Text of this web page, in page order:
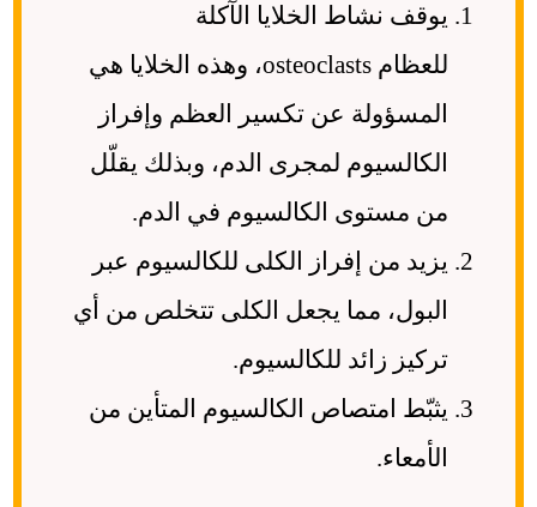
يوقف نشاط الخلايا الآكلة
للعظام osteoclasts، وهذه الخلايا هي
المسؤولة عن تكسير العظم وإفراز
الكالسيوم لمجرى الدم، وبذلك يقلّل
من مستوى الكالسيوم في الدم.
يزيد من إفراز الكلى للكالسيوم عبر
البول، مما يجعل الكلى تتخلص من أي
تركيز زائد للكالسيوم.
يثبّط امتصاص الكالسيوم المتأين من
الأمعاء.